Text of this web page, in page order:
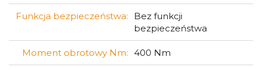
Funkcja bezpieczeństwa:
Bez funkcji
bezpieczeństwa
Moment obrotowy Nm: 400 Nm